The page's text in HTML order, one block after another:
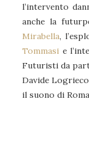
l’intervento
anche la
Mirabella,
Tommasi e
Futuristi da
Davide Logrieco
il suono di